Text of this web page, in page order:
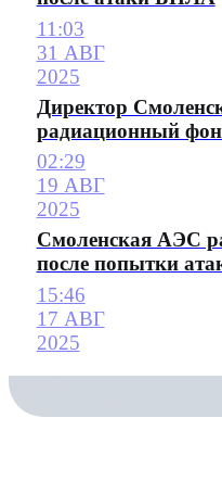
11:03
31 АВГ
2025
Директор
радиационный
02:29
19 АВГ
2025
Смоленская АЭС
после попытки
15:46
17 АВГ
2025